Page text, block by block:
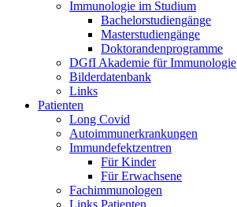
Immunologie im Studium
Bachelorstudiengänge
Masterstudiengänge
Doktorandenprogramme
DGfI Akademie für Immunologie
Bilderdatenbank
Links
Patienten
Long Covid
Autoimmunerkrankungen
Immundefektzentren
Für Kinder
Für Erwachsene
Fachimmunologen
Links Patienten